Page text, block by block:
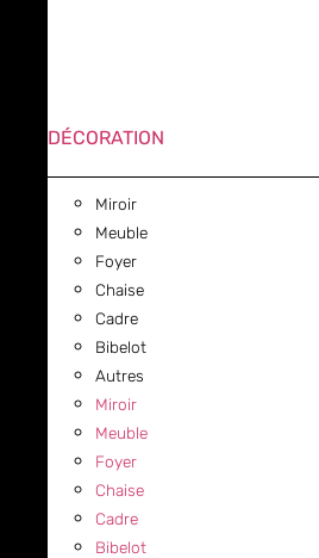
DÉCORATION
Miroir
Meuble
Foyer
Chaise
Cadre
Bibelot
Autres
Miroir
Meuble
Foyer
Chaise
Cadre
Bibelot